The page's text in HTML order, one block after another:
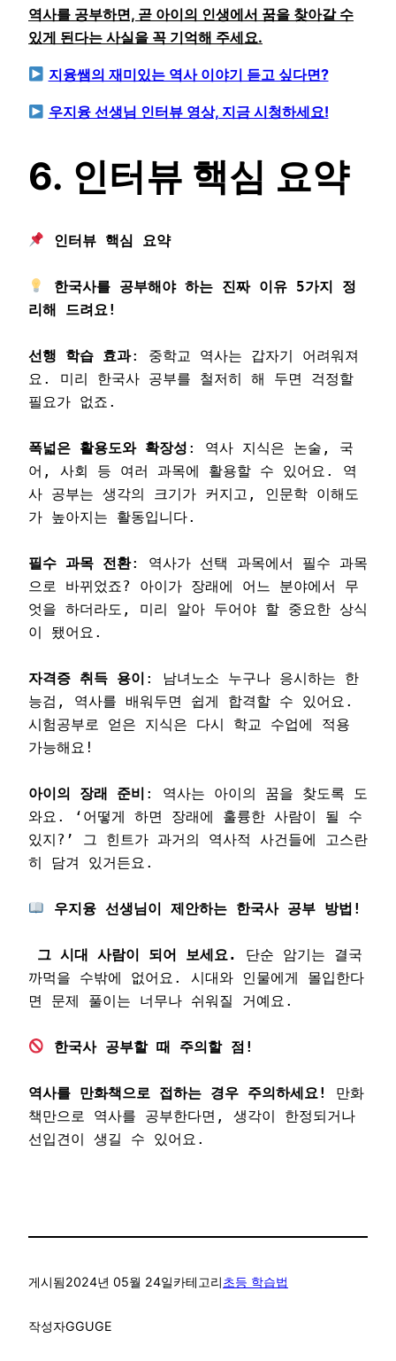
역사를 공부하면, 곧 아이의 인생에서 꿈을 찾아갈 수
있게 된다는 사실을 꼭 기억해 주세요.
지융쌤의 재미있는 역사 이야기 듣고 싶다면?
우지융 선생님 인터뷰 영상, 지금 시청하세요!
6. 인터뷰 핵심 요약
한국사를 공부해야 하는 진짜 이유 5가지 정
선행 학습 효과: 중학교 역사는 갑자기 어려워져
요. 미리 한국사 공부를 철저히 해 두면 걱정할
필요가 없죠.
폭넓은 활용도와 확장성 : 역사 지식은 논술, 국
어, 사회 등 여러 과목에 활용할 수 있어요. 역
사 공부는 생각의 크기가 커지고, 인문학 이해도
가 높아지는 활동입니다.
필수 과목 전환: 역사가 선택 과목에서 필수 과목
으로 바뀌었죠? 아이가 장래에 어느 분야에서 무
엇을 하더라도, 미리 알아 두어야 할 중요한 상식
이 됐어요.
자격증 취득 용이 : 남녀노소 누구나 응시하는 한
능검, 역사를 배워두면 쉽게 합격할 수 있어요.
시험공부로 얻은 지식은 다시 학교 수업에 적용
가능해요!
아이의 장래 준비 : 역사는 아이의 꿈을 찾도록 도
와요. ‘어떻게 하면 장래에 훌륭한 사람이 될 수
있지?’ 그 힌트가 과거의 역사적 사건들에 고스란
히 담겨 있거든요.
그 시대 사람이 되어 보세요.
단순 암기는 결국
까먹을 수밖에 없어요. 시대와 인물에게 몰입한다
면 문제 풀이는 너무나 쉬워질 거예요.
역사를 만화책으로 접하는 경우 주의하세요!
만화
책만으로 역사를 공부한다면, 생각이 한정되거나
선입견이 생길 수 있어요.
게시됨2024년 05월 24일카테고리초등 학습법
작성자GGUGE